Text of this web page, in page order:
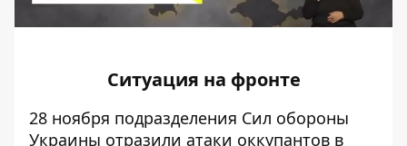
Ситуация на фронте
28 ноября подразделения Сил обороны
Украины отразили атаки оккупантов в